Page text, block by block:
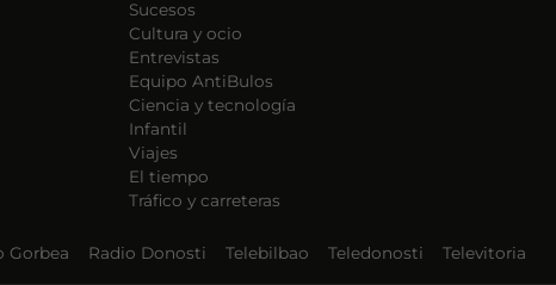
Sucesos
Cultura y ocio
Entrevistas
Equipo AntiBulos
Ciencia y tecnología
Infantil
Viajes
El tiempo
Tráfico y carreteras
Gorbea Radio Donosti Telebilbao Teledonosti Televitoria